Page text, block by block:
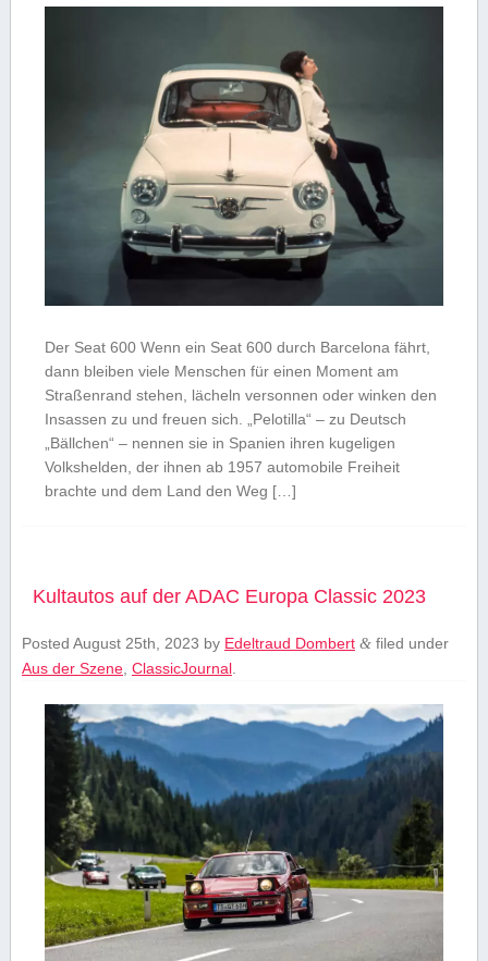
Der Seat 600 Wenn ein Seat 600 durch Barcelona fährt,
dann bleiben viele Menschen für einen Moment am
Straßenrand stehen, lächeln versonnen oder winken den
Insassen zu und freuen sich. „Pelotilla“ – zu Deutsch
„Bällchen“ – nennen sie in Spanien ihren kugeligen
Volkshelden, der ihnen ab 1957 automobile Freiheit
brachte und dem Land den Weg […]
Kultautos auf der ADAC Europa Classic 2023
Posted August 25th, 2023 by Edeltraud Dombert &filed under
Aus der Szene, ClassicJournal.